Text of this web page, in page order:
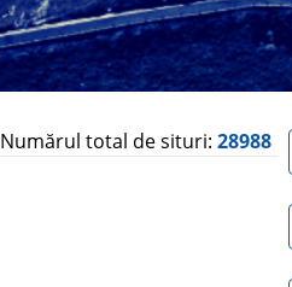
Numărul total de situri: 28988